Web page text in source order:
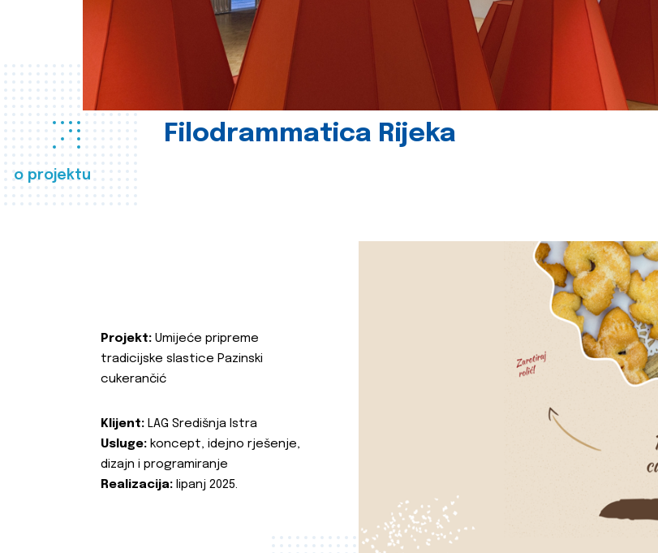
o projektu
Filodrammatica Rijeka
Projekt: Umijeće pripreme
tradicijske slastice Pazinski
cukerančić
Klijent: LAG Središnja Istra
Usluge: koncept, idejno rješenje,
dizajn i programiranje
Realizacija: lipanj 2025.